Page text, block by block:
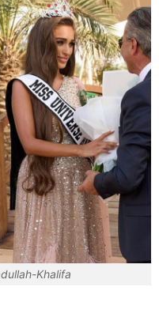
Khalifa